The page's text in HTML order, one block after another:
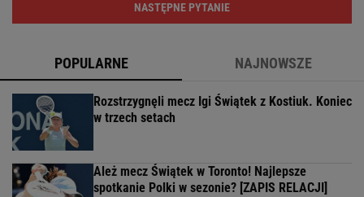
NASTĘPNE PYTANIE
POPULARNE NAJNOWSZE
Rozstrzygnęli mecz Igi Świątek z Kostiuk. Koniec
w trzech setach
Ależ mecz Świątek w Toronto! Najlepsze
spotkanie Polki w sezonie? [ZAPIS RELACJI]